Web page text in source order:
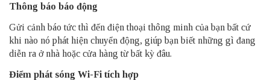
Thông báo báo động
Gửi cảnh báo tức thì đến điện thoại thông minh của bạn bất cứ
khi nào nó phát hiện chuyển động, giúp bạn biết những gì đang
diễn ra ở nhà hoặc cửa hàng từ bất kỳ đâu.
Điểm phát sóng Wi-Fi tích hợp